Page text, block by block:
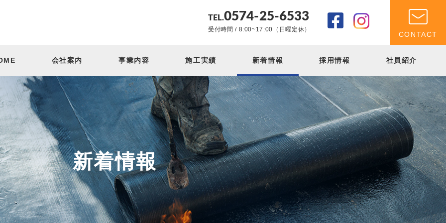
TEL.0574-25-6533
受付時間 / 8:00~17:00（日曜定休）
CONTACT
会社案内 事業内容 施工実績 新着情報 採用情報 社員紹介
新着情報